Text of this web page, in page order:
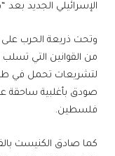
الإسرائيلي الجديد
وتحت ذريعة الحرب
من القوانين التي تسلب
لتشريعات تحمل في
صودق بأغلبية ساحقة
فلسطين.
كما صادق الكنيست